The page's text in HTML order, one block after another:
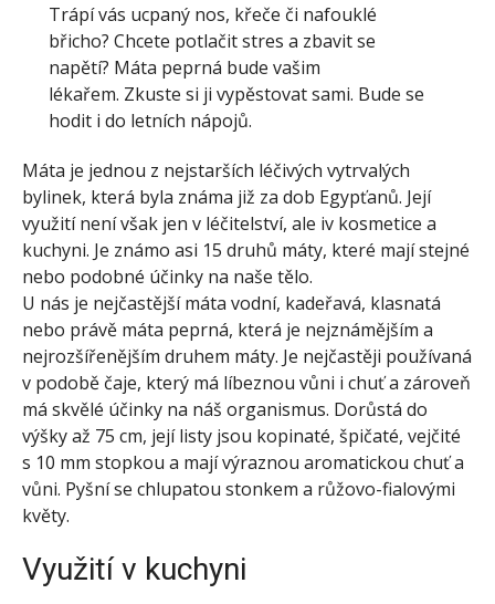
Trápí vás ucpaný nos, křeče či nafouklé
břicho? Chcete potlačit stres a zbavit se
napětí? Máta peprná bude vašim
lékařem. Zkuste si ji vypěstovat sami. Bude se
hodit i do letních nápojů.
Máta je jednou z nejstarších léčivých vytrvalých
bylinek, která byla známa již za dob Egypťanů. Její
využití není však jen v léčitelství, ale iv kosmetice a
kuchyni. Je známo asi 15 druhů máty, které mají stejné
nebo podobné účinky na naše tělo.
U nás je nejčastější máta vodní, kadeřavá, klasnatá
nebo právě máta peprná, která je nejznámějším a
nejrozšířenějším druhem máty. Je nejčastěji používaná
v podobě čaje, který má líbeznou vůni i chuť a zároveň
má skvělé účinky na náš organismus. Dorůstá do
výšky až 75 cm, její listy jsou kopinaté, špičaté, vejčité
s 10 mm stopkou a mají výraznou aromatickou chuť a
vůni. Pyšní se chlupatou stonkem a růžovo-fialovými
květy.
Využití v kuchyni